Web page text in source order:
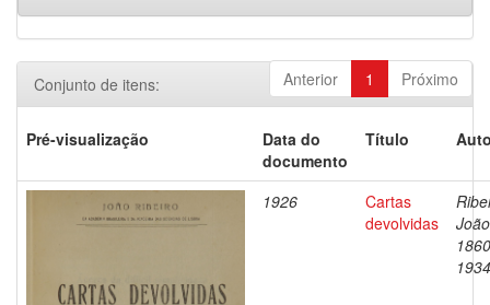
Anterior 1 Próximo
Conjunto de itens:
Pré-visualização
Data do
documento
Título
1926
Cartas
devolvidas
1934